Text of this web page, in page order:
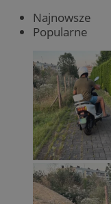
Najnowsze
Popularne